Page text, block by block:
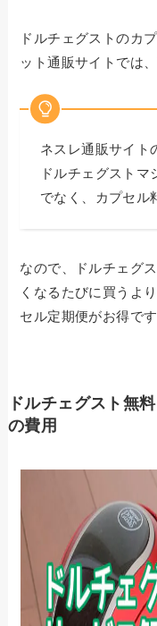
ドルチェグストのカ
ット通販サイトでは
ネスレ通販サイト
ドルチェグスト
でなく、カプセル
なので、ドルチェグ
くなるたびに買うよ
セル定期便がお得です
ドルチェグスト無
の費用